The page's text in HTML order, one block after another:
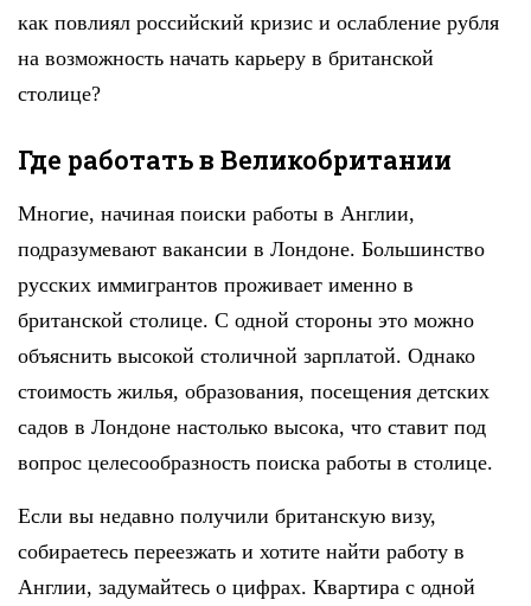
как повлиял российский кризис и ослабление рубля
на возможность начать карьеру в британской
столице?
Где работать в Великобритании
Многие, начиная поиски работы в Англии,
подразумевают вакансии в Лондоне. Большинство
русских иммигрантов проживает именно в
британской столице. С одной стороны это можно
объяснить высокой столичной зарплатой. Однако
стоимость жилья, образования, посещения детских
садов в Лондоне настолько высока, что ставит под
вопрос целесообразность поиска работы в столице.
Если вы недавно получили британскую визу,
собираетесь переезжать и хотите найти работу в
Англии, задумайтесь о цифрах. Квартира с одной